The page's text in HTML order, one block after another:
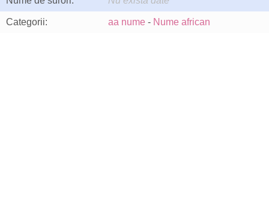
Categorii: aa nume - Nume african